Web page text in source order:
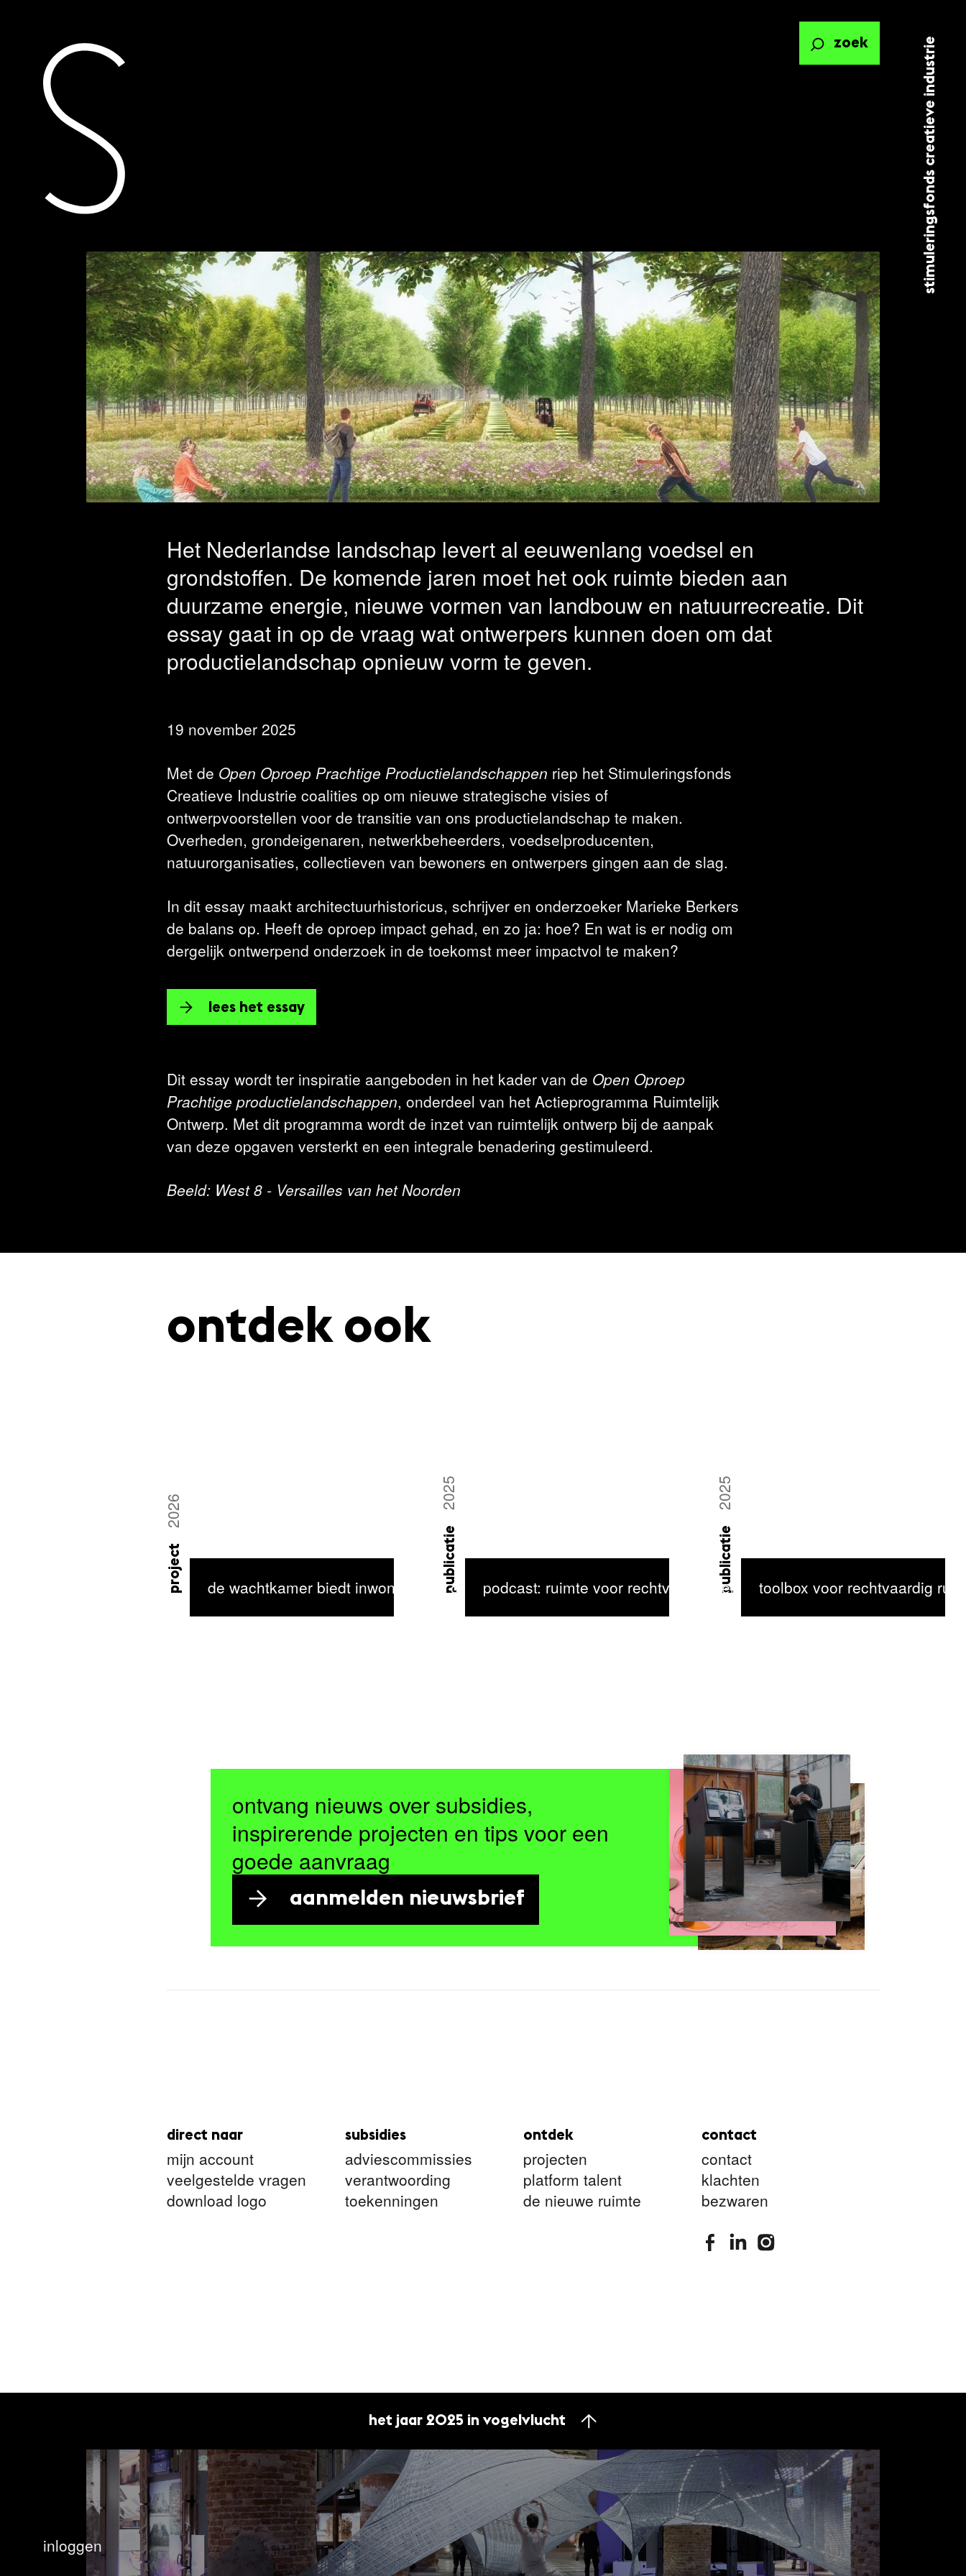
stimuleringsfonds creatieve industrie
zoek
inloggen
publicaties essay werken aan een impactvollere rol voor ontwerpend onderzoek
Artikel: Werken aan een
impactvollere rol voor
ontwerpend onderzoek
Het Nederlandse landschap levert al eeuwenlang voedsel en
grondstoffen. De komende jaren moet het ook ruimte bieden aan
duurzame energie, nieuwe vormen van landbouw en natuurrecreatie. Dit
essay gaat in op de vraag wat ontwerpers kunnen doen om dat
productielandschap opnieuw vorm te geven.
19 november 2025
Met de Open Oproep Prachtige Productielandschappen riep het Stimuleringsfonds
Creatieve Industrie coalities op om nieuwe strategische visies of
ontwerpvoorstellen voor de transitie van ons productielandschap te maken.
Overheden, grondeigenaren, netwerkbeheerders, voedselproducenten,
natuurorganisaties, collectieven van bewoners en ontwerpers gingen aan de slag.
In dit essay maakt architectuurhistoricus, schrijver en onderzoeker Marieke Berkers
de balans op. Heeft de oproep impact gehad, en zo ja: hoe? En wat is er nodig om
dergelijk ontwerpend onderzoek in de toekomst meer impactvol te maken?
lees het essay
Dit essay wordt ter inspiratie aangeboden in het kader van de Open Oproep
Prachtige productielandschappen, onderdeel van het Actieprogramma Ruimtelijk
Ontwerp. Met dit programma wordt de inzet van ruimtelijk ontwerp bij de aanpak
van deze opgaven versterkt en een integrale benadering gestimuleerd.
Beeld: West 8 - Versailles van het Noorden
ontdek ook
de wachtkamer biedt inwoners van de noodopvang rust
project
2026
podcast: ruimte voor rechtvaardigheid
publicatie
2025
toolbox voor rechtvaardig
publicatie
2025
ontvang nieuws over subsidies,
inspirerende projecten en tips voor een
goede aanvraag
aanmelden nieuwsbrief
direct naar
mijn account
veelgestelde vragen
download logo
subsidies
adviescommissies
verantwoording
toekenningen
ontdek
projecten
platform talent
de nieuwe ruimte
contact
contact
klachten
bezwaren
stimuleringsfonds facebook
stimuleringsfonds linkedin
stimuleringsfonds instagram
het jaar 2025 in vogelvlucht